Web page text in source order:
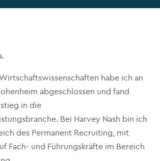
habe ich an
abgeschlossen und fand
in die
Bei Harvey Nash bin ich
des Permanent Recruiting, mit
Fach- und Führungskräfte im Bereich